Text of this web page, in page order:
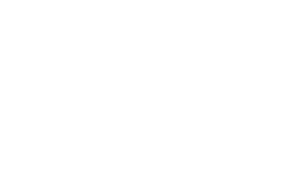
商業銀行